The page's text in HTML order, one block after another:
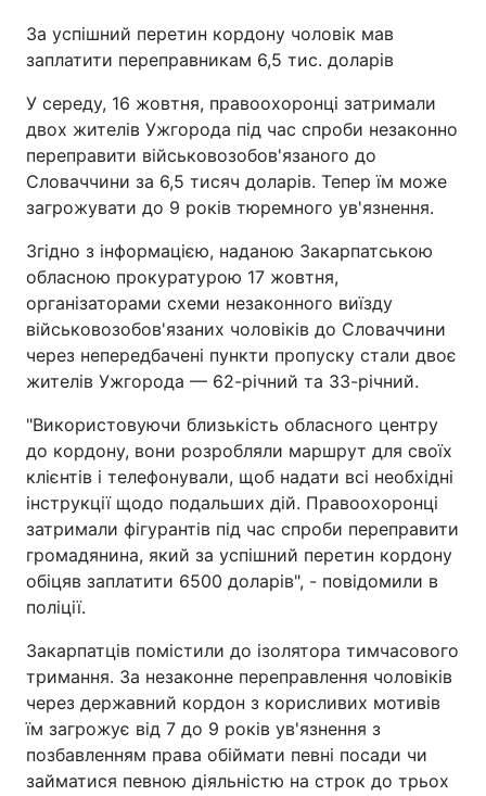
За успішний перетин кордону чоловік мав
заплатити переправникам 6,5 тис. доларів
У середу, 16 жовтня, правоохоронці затримали
двох жителів Ужгорода під час спроби незаконно
переправити військовозобов'язаного до
Словаччини за 6,5 тисяч доларів. Тепер їм може
загрожувати до 9 років тюремного ув'язнення.
Згідно з інформацією, наданою Закарпатською
обласною прокуратурою 17 жовтня,
організаторами схеми незаконного виїзду
військовозобов'язаних чоловіків до Словаччини
через непередбачені пункти пропуску стали двоє
жителів Ужгорода — 62-річний та 33-річний.
"Використовуючи близькість обласного центру
до кордону, вони розробляли маршрут для своїх
клієнтів і телефонували, щоб надати всі необхідні
інструкції щодо подальших дій. Правоохоронці
затримали фігурантів під час спроби переправити
громадянина, який за успішний перетин кордону
обіцяв заплатити 6500 доларів", - повідомили в
поліції.
Закарпатців помістили до ізолятора тимчасового
тримання. За незаконне переправлення чоловіків
через державний кордон з корисливих мотивів
їм загрожує від 7 до 9 років ув'язнення з
позбавленням права обіймати певні посади чи
займатися певною діяльністю на строк до трьох